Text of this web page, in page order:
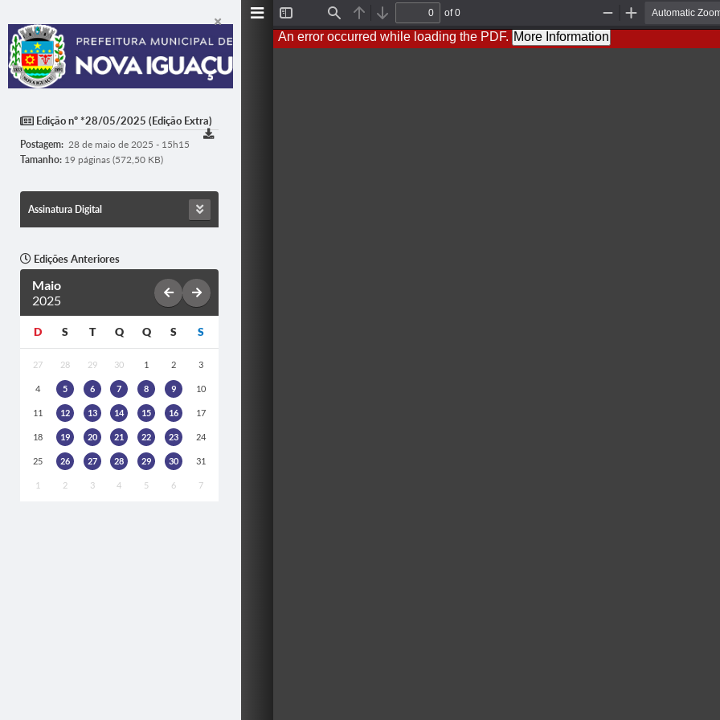
Edição nº *28/05/2025 (Edição Extra)
Postagem: 28 de maio de 2025 - 15h15
Tamanho: 19 páginas (572,50 KB)
Assinatura Digital
Edições Anteriores
Maio
2025
D S T Q Q S S
27 28 29 30 1 2 3
4 5 6 7 8 9 10
11 12 13 14 15 16 17
18 19 20 21 22 23 24
25 26 27 28 29 30 31
1 2 3 4 5 6 7
Sidebar
Find Previous
Next
of 0
Out
An error occurred while loading the PDF. More Information